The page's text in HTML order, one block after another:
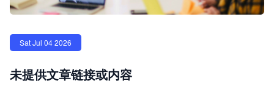
Sat Jul 04 2026
未提供文章链接或内容